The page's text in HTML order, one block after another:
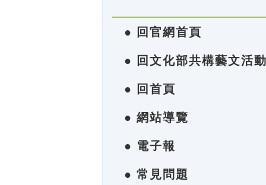
● 回官網首頁
● 回文化部共構藝文活
● 回首頁
● 網站導覽
● 電子報
● 常見問題